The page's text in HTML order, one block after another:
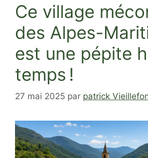
Ce village
des Alpes-
est une pépite
temps !
27 mai 2025 par patrick